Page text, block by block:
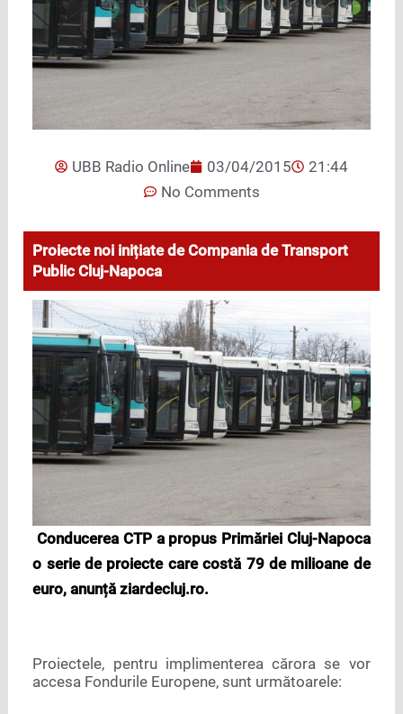
UBB Radio Online 03/04/2015
21:44
No Comments
Proiecte noi inițiate de Compania de Transport
Public Cluj-Napoca
Conducerea CTP a propus Primăriei Cluj-Napoca
o serie de proiecte care costă 79 de milioane de
euro, anunță ziardecluj.ro.
Proiectele, pentru implimenterea cărora se vor
accesa Fondurile Europene, sunt următoarele: